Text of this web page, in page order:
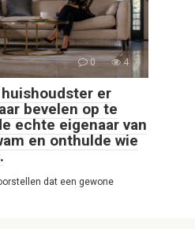
0 4
er
bevelen op te
echte eigenaar van
en onthulde wie
dat een gewone